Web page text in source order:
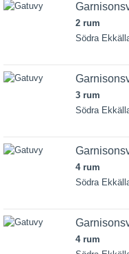
2 rum
Södra
3 rum
Södra
4 rum
Södra
4 rum